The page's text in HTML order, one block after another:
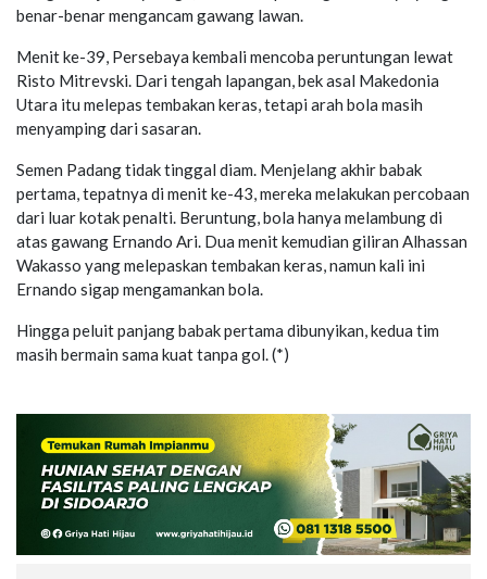
benar-benar mengancam gawang lawan.
Menit ke-39, Persebaya kembali mencoba peruntungan lewat
Risto Mitrevski. Dari tengah lapangan, bek asal Makedonia
Utara itu melepas tembakan keras, tetapi arah bola masih
menyamping dari sasaran.
Semen Padang tidak tinggal diam. Menjelang akhir babak
pertama, tepatnya di menit ke-43, mereka melakukan percobaan
dari luar kotak penalti. Beruntung, bola hanya melambung di
atas gawang Ernando Ari. Dua menit kemudian giliran Alhassan
Wakasso yang melepaskan tembakan keras, namun kali ini
Ernando sigap mengamankan bola.
Hingga peluit panjang babak pertama dibunyikan, kedua tim
masih bermain sama kuat tanpa gol. (*)